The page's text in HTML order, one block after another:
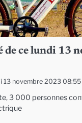
de ce lundi 13
13 novembre 2023 08:55
3 000 personnes